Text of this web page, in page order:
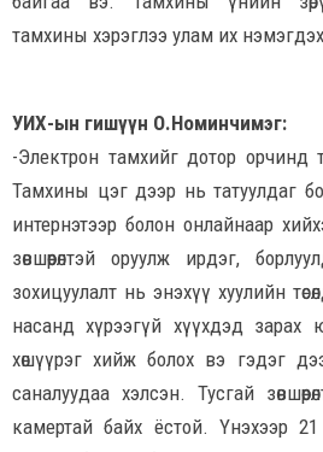
тамхины хэрэглээ улам их
УИХ-ын гишүүн О.Номинчимэг:
-Электрон тамхийг дотор орчинд
Тамхины цэг дээр нь татуулдаг
интернэтээр болон онлайнаар
зөвшөөрөлтэй оруулж ирдэг,
зохицуулалт нь энэхүү хуулийн
насанд хүрээгүй хүүхдэд
хөшүүрэг хийж болох вэ гэдэг
саналуудаа хэлсэн. Тусгай
камертай байх ёстой. Үнэхээр